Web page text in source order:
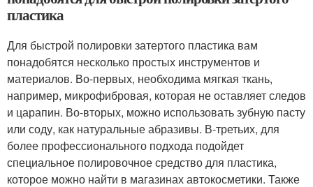
пластика
Для быстрой полировки затертого пластика вам
понадобятся несколько простых инструментов и
материалов. Во-первых, необходима мягкая ткань,
например, микрофибровая, которая не оставляет следов
и царапин. Во-вторых, можно использовать зубную пасту
или соду, как натуральные абразивы. В-третьих, для
более профессионального подхода подойдет
специальное полировочное средство для пластика,
которое можно найти в магазинах автокосметики. Также